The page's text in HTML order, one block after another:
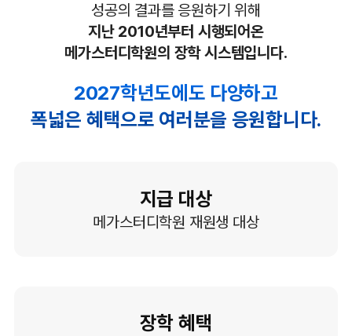
성공의 결과를 응원하기 위해
지난 2010년부터 시행되어온
메가스터디학원의 장학 시스템입니다.
2027학년도에도 다양하고
폭넓은 혜택으로 여러분을 응원합니다.
지급 대상
메가스터디학원 재원생 대상
장학 혜택